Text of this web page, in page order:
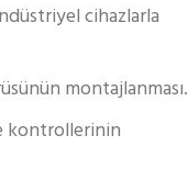
cihazlarla
montajlanması.
kontrollerinin